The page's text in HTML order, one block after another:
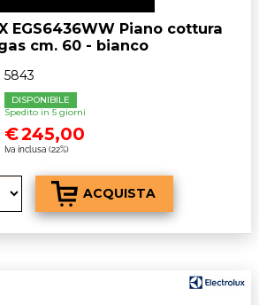
EGS6436WW Piano cottura
cm. 60 - bianco
5843
DISPONIBILE
Spedito in 5 giorni
€245,00
Iva inclusa (22%)